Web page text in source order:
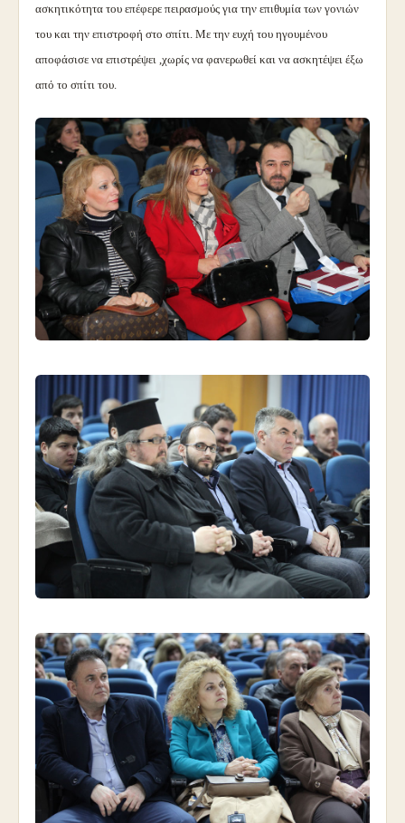
ασκητικότητα του επέφερε πειρασμούς για την επιθυμία των γονιών
του και την επιστροφή στο σπίτι. Με την ευχή του ηγουμένου
αποφάσισε να επιστρέψει ,χωρίς να φανερωθεί και να ασκητέψει έξω
από το σπίτι του.